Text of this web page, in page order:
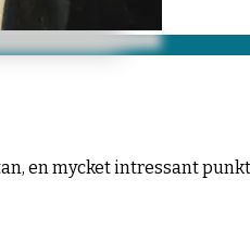
en mycket intressant